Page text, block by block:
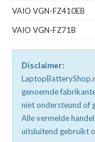
VAIO VGN-FZ410EB
VAIO VGN-FZ71B
Disclaimer:
genoemde
niet ondersteund of
Alle vermelde
uitsluitend gebruikt